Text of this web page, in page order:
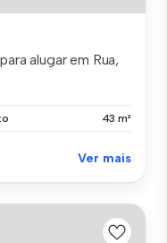
alugar em Rua,
43 m²
Ver mais